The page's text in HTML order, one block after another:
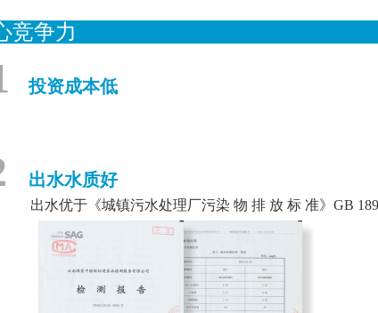
心竞争
投资成本低
出水水质好
出水优于《城镇污水处理厂污染 物 排 放 标 准》 GB